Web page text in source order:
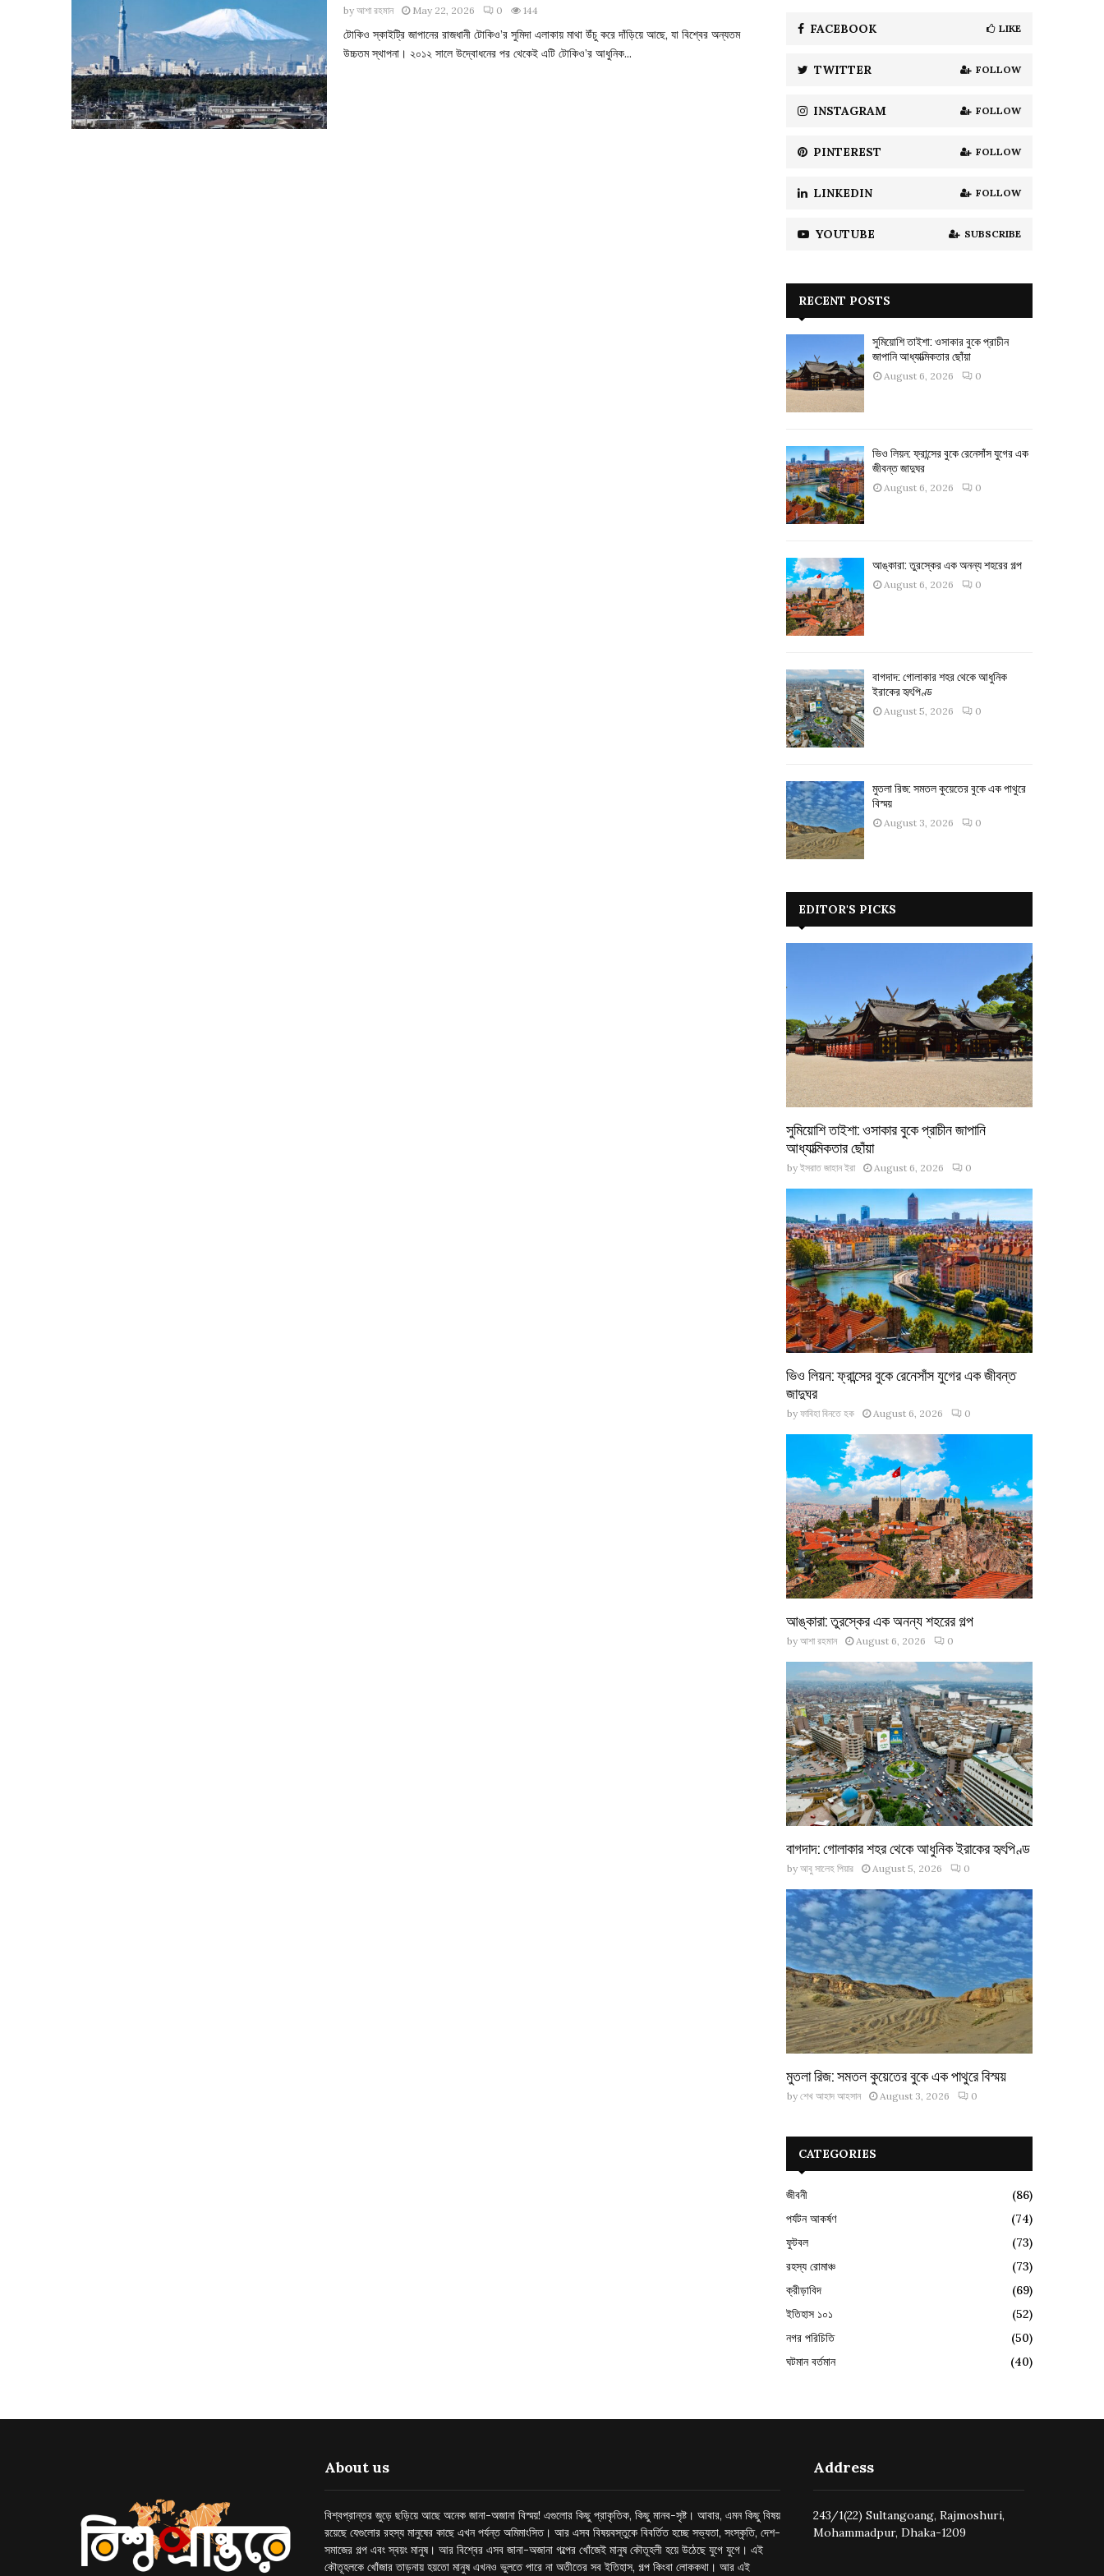
byআশা রহমান May 22, 2026 0 144
টোকিও স্কাইট্রি জাপানের রাজধানী টোকিও’র সুমিদা এলাকায় মাথা উঁচু করে দাঁড়িয়ে আছে, যা বিশ্বের অন্যতম
উচ্চতম স্থাপনা। ২০১২ সালে উদ্বোধনের পর থেকেই এটি টোকিও’র আধুনিক...
C
H
FACEBOOK LIKE
TWITTER FOLLOW
INSTAGRAM FOLLOW
PINTEREST FOLLOW
LINKEDIN FOLLOW
YOUTUBE SUBSCRIBE
RECENT POSTS
সুমিয়োশি তাইশা: ওসাকার বুকে প্রাচীন
জাপানি আধ্যাত্মিকতার ছোঁয়া
August 6, 2026 0
ভিও লিয়ন: ফ্রান্সের বুকে রেনেসাঁস যুগের এক
জীবন্ত জাদুঘর
August 6, 2026 0
আঙ্কারা: তুরস্কের এক অনন্য শহরের গল্প
August 6, 2026 0
বাগদাদ: গোলাকার শহর থেকে আধুনিক
ইরাকের হৃৎপিণ্ড
August 5, 2026 0
মুতলা রিজ: সমতল কুয়েতের বুকে এক পাথুরে
বিস্ময়
August 3, 2026 0
EDITOR'S PICKS
সুমিয়োশি তাইশা: ওসাকার বুকে প্রাচীন জাপানি
আধ্যাত্মিকতার ছোঁয়া
by ইসরাত জাহান ইরা August 6, 2026 0
ভিও লিয়ন: ফ্রান্সের বুকে রেনেসাঁস যুগের এক জীবন্ত
জাদুঘর
by ফাবিহা বিনতে হক August 6, 2026 0
আঙ্কারা: তুরস্কের এক অনন্য শহরের গল্প
by আশা রহমান August 6, 2026 0
বাগদাদ: গোলাকার শহর থেকে আধুনিক ইরাকের হৃৎপিণ্ড
by আবু সালেহ পিয়ার August 5, 2026 0
মুতলা রিজ: সমতল কুয়েতের বুকে এক পাথুরে বিস্ময়
by শেখ আহাদ আহসান August 3, 2026 0
CATEGORIES
জীবনী
(86)
পর্যটন আকর্ষণ
(74)
ফুটবল
(73)
রহস্য রোমাঞ্চ
(73)
ক্রীড়াবিদ
(69)
ইতিহাস ১০১
(52)
নগর পরিচিতি
(50)
ঘটমান বর্তমান
(40)
About us
বিশ্বপ্রান্তর জুড়ে ছড়িয়ে আছে অনেক জানা-অজানা বিস্ময়! এগুলোর কিছু প্রাকৃতিক, কিছু মানব-সৃষ্ট। আবার, এমন কিছু বিষয়
রয়েছে যেগুলোর রহস্য মানুষের কাছে এখন পর্যন্ত অমিমাংসিত। আর এসব বিষয়বস্তুকে বিবর্তিত হচ্ছে সভ্যতা, সংস্কৃতি, দেশ-
সমাজের গল্প এবং স্বয়ং মানুষ। আর বিশ্বের এসব জানা-অজানা গল্পের খোঁজেই মানুষ কৌতূহলী হয়ে উঠেছে যুগে যুগে। এই
কৌতূহলকে খোঁজার তাড়নায় হয়তো মানুষ এখনও ভুলতে পারে না অতীতের সব ইতিহাস, গল্প কিংবা লোককথা। আর এই
Address
243/1(22) Sultangoang, Rajmoshuri,
Mohammadpur, Dhaka-1209